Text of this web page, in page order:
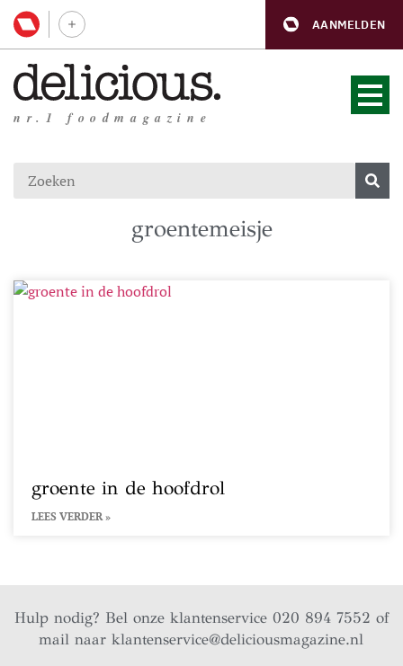
AANMELDEN
nr.1 foodmagazine
groentemeisje
groente in de hoofdrol
LEES VERDER »
Hulp nodig? Bel onze klantenservice 020 894 7552 of
mail naarklantenservice@deliciousmagazine.nl